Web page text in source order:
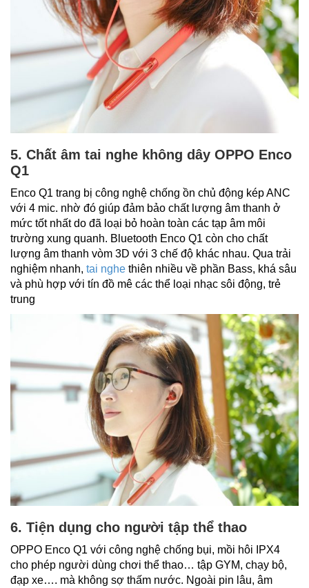
5. Chất âm tai nghe không dây OPPO Enco
Q1
Enco Q1 trang bị công nghệ chống ồn chủ động kép ANC
với 4 mic. nhờ đó giúp đảm bảo chất lượng âm thanh ở
mức tốt nhất do đã loại bỏ hoàn toàn các tạp âm môi
trường xung quanh. Bluetooth Enco Q1 còn cho chất
lượng âm thanh vòm 3D với 3 chế độ khác nhau. Qua trải
nghiệm nhanh, tai nghe thiên nhiều về phần Bass, khá sâu
và phù hợp với tín đồ mê các thể loại nhạc sôi động, trẻ
trung
6. Tiện dụng cho người tập thể thao
OPPO Enco Q1 với công nghệ chống bụi, mồi hôi IPX4
cho phép người dùng chơi thể thao… tập GYM, chạy bộ,
đạp xe…. mà không sợ thấm nước. Ngoài pin lâu, âm